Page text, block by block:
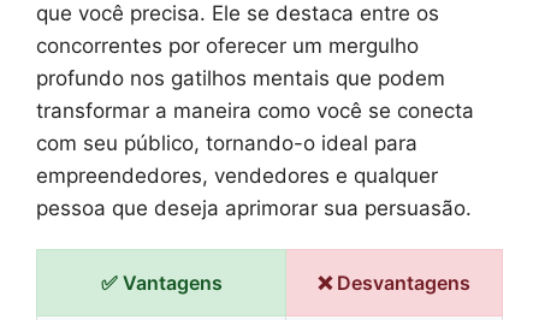
que você precisa. Ele se destaca entre os
concorrentes por oferecer um mergulho
profundo nos gatilhos mentais que podem
transformar a maneira como você se conecta
com seu público, tornando-o ideal para
empreendedores, vendedores e qualquer
pessoa que deseja aprimorar sua persuasão.
✅ Vantagens ❌ Desvantagens